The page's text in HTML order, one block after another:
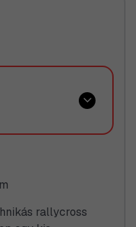
egyből, de az
a kormánya mögött
biztos, hogy
és persze sok-sok
rallycross